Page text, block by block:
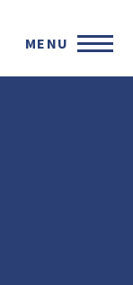
MENU